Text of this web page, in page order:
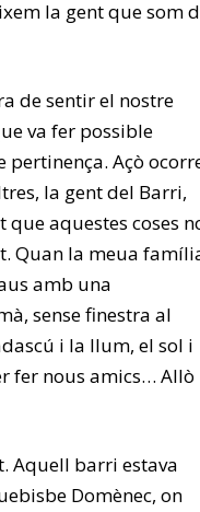
la gent que som
de sentir el nostre
va fer possible
Açò
la gent del Barri,
aquestes coses
Quan la meua
amb una
sense finestra al
i la llum, el sol i
fer nous amics… Allò
Aquell barri estava
Domènec, on